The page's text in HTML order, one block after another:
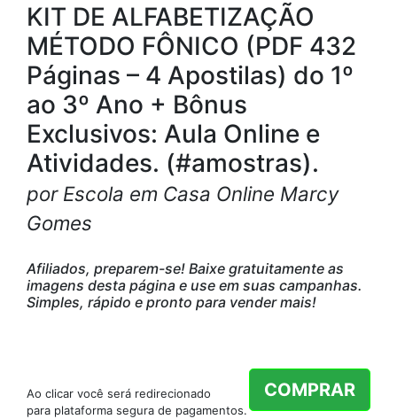
KIT DE ALFABETIZAÇÃO
MÉTODO FÔNICO (PDF 432
Páginas – 4 Apostilas) do 1º
ao 3º Ano + Bônus
Exclusivos: Aula Online e
Atividades. (#amostras).
por Escola em Casa Online Marcy
Gomes
Afiliados, preparem-se! Baixe gratuitamente as
imagens desta página e use em suas campanhas.
Simples, rápido e pronto para vender mais!
COMPRAR
Ao clicar você será redirecionado
para plataforma segura de pagamentos.